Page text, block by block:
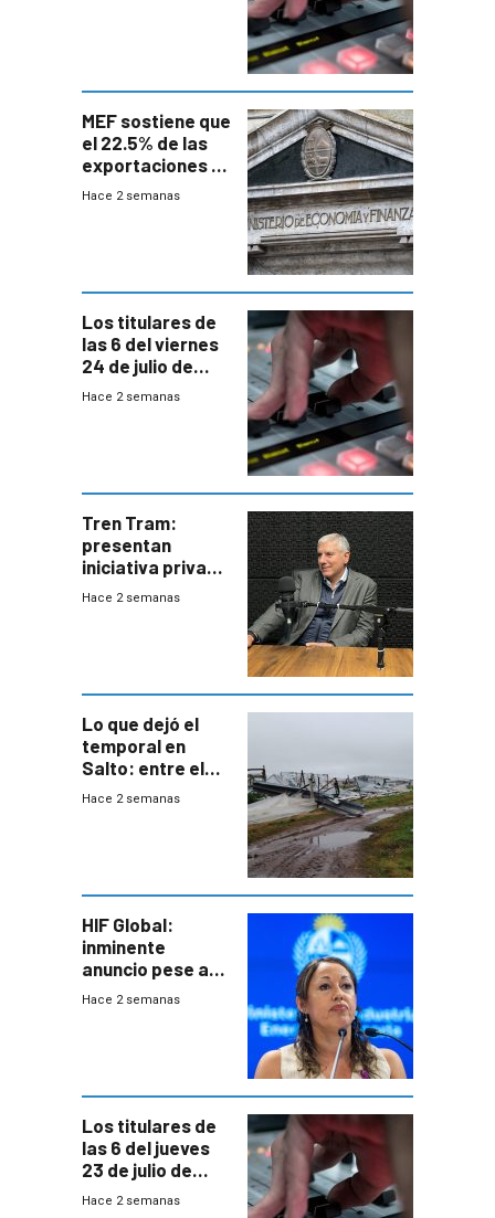
MEF sostiene que
el 22.5% de las
exportaciones a
EE.UU se verán
Hace 2 semanas
Los titulares de
las 6 del viernes
24 de julio de
2026
Hace 2 semanas
Tren Tram:
presentan
iniciativa privada
para una red de
Hace 2 semanas
Lo que dejó el
temporal en
Salto: entre el
impacto
Hace 2 semanas
HIF Global:
inminente
anuncio pese a
declaración de
gobierno
Hace 2 semanas
Los titulares de
las 6 del jueves
23 de julio de
2026
Hace 2 semanas